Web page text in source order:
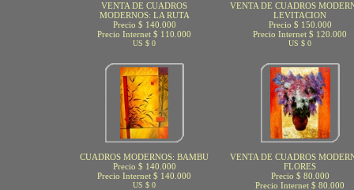
VENTA DE CUADROS
MODERNOS: LA RUTA
Precio $ 140.000
Precio Internet $ 110.000
US $ 0
VENTA DE CUADROS
LEVITACION
Precio $ 150.000
Precio Internet $ 120.000
US $ 0
CUADROS MODERNOS: BAMBU
Precio $ 140.000
Precio Internet $ 140.000
US $ 0
VENTA DE CUADROS
FLORES
Precio $ 80.000
Precio Internet $ 80.000